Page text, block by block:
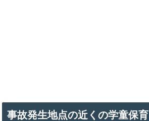
事故発生地点の近くの学童保育